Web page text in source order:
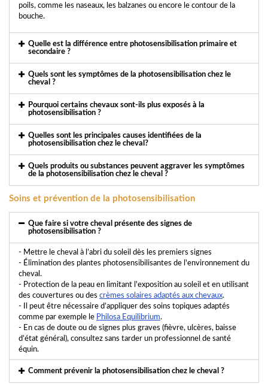
poils, comme les naseaux, les balzanes ou encore le contour de la
bouche.
Quelle est la différence entre photosensibilisation primaire et
secondaire ?
Quels sont les symptômes de la photosensibilisation chez le
cheval ?
Pourquoi certains chevaux sont-ils plus exposés à la
photosensibilisation ?
Quelles sont les principales causes identifiées de la
photosensibilisation chez le cheval?
Quels produits ou substances peuvent aggraver les symptômes
de la photosensibilisation chez le cheval ?
Soins et prévention de la photosensibilisation
Que faire si votre cheval présente des signes de
photosensibilisation ?
- Mettre le cheval à l’abri du soleil dès les premiers signes
- Élimination des plantes photosensibilisantes de l'environnement du
cheval.
- Protection de la peau en limitant l'exposition au soleil et en utilisant
des couvertures ou des crèmes solaires adaptés aux chevaux.
- Il peut être nécessaire d’appliquer des soins topiques adaptés
comme par exemple le Philosa Equilibrium.
- En cas de doute ou de signes plus graves (fièvre, ulcères, baisse
d’état général), consultez sans tarder un professionnel de santé
équin.
Comment prévenir la photosensibilisation chez le cheval ?